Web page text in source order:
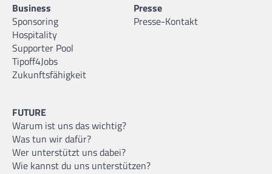
Business
Sponsoring
Hospitality
Supporter Pool
Tipoff4Jobs
Zukunftsfähigkeit
Presse
Presse-Kontakt
FUTURE
Warum ist uns das wichtig?
Was tun wir dafür?
Wer unterstützt uns dabei?
Wie kannst du uns unterstützen?